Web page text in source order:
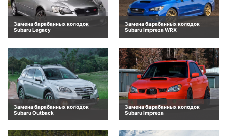
Замена барабанных колодок
Subaru Legacy
Замена барабанных колодок
Subaru Impreza WRX
Замена барабанных колодок
Subaru Outback
Замена барабанных колодок
Subaru Impreza